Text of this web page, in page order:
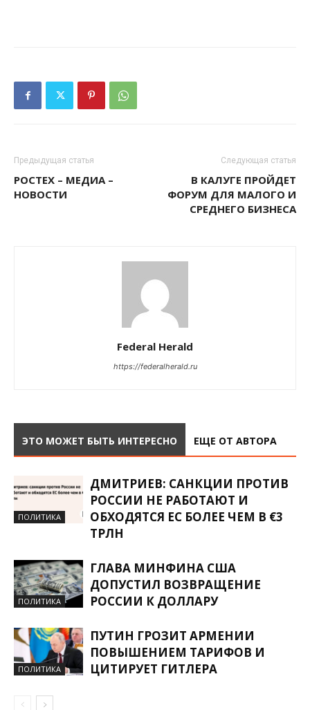
Предыдущая статья
РОСТЕХ – МЕДИА –
НОВОСТИ
Следующая статья
В КАЛУГЕ ПРОЙДЕТ
ФОРУМ ДЛЯ МАЛОГО И
СРЕДНЕГО БИЗНЕСА
Federal Herald
https://federalherald.ru
ЭТО МОЖЕТ БЫТЬ ИНТЕРЕСНО ЕЩЕ ОТ АВТОРА
ПОЛИТИКА
ДМИТРИЕВ: САНКЦИИ ПРОТИВ
РОССИИ НЕ РАБОТАЮТ И
ОБХОДЯТСЯ ЕС БОЛЕЕ ЧЕМ В €3
ТРЛН
ПОЛИТИКА
ГЛАВА МИНФИНА США
ДОПУСТИЛ ВОЗВРАЩЕНИЕ
РОССИИ К ДОЛЛАРУ
ПОЛИТИКА
ПУТИН ГРОЗИТ АРМЕНИИ
ПОВЫШЕНИЕМ ТАРИФОВ И
ЦИТИРУЕТ ГИТЛЕРА